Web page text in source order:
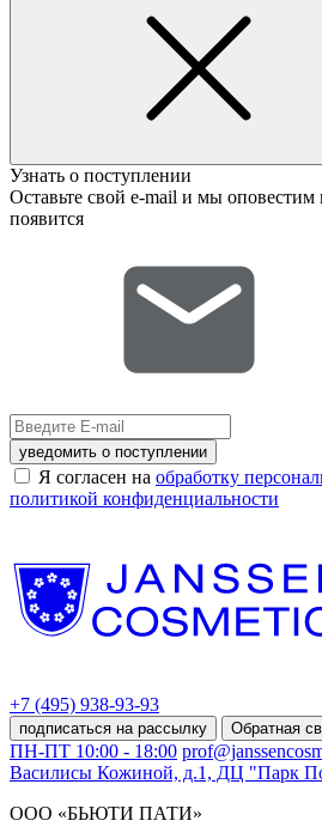
Узнать о поступлении
Оставьте свой e-mail и мы оповестим
появится
уведомить о поступлении
Я согласен на обработку
политикой конфиденциальности
+7 (495) 938-93-93
подписаться на рассылку Обратная
ПН-ПТ 10:00 - 18:00
Василисы Кожиной, д.1, ДЦ "Парк
ООО «БЬЮТИ ПАТИ»